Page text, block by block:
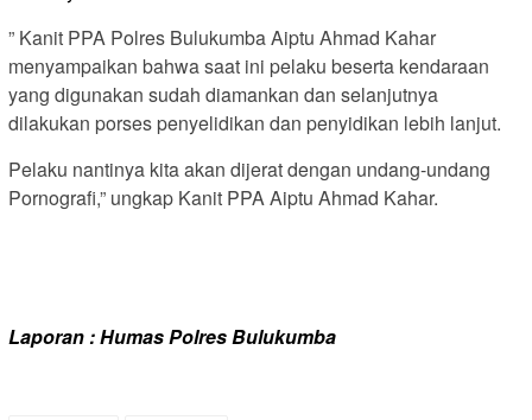
” Kanit PPA Polres Bulukumba Aiptu Ahmad Kahar
menyampaikan bahwa saat ini pelaku beserta kendaraan
yang digunakan sudah diamankan dan selanjutnya
dilakukan porses penyelidikan dan penyidikan lebih lanjut.
Pelaku nantinya kita akan dijerat dengan undang-undang
Pornografi,” ungkap Kanit PPA Aiptu Ahmad Kahar.
Laporan : Humas Polres Bulukumba